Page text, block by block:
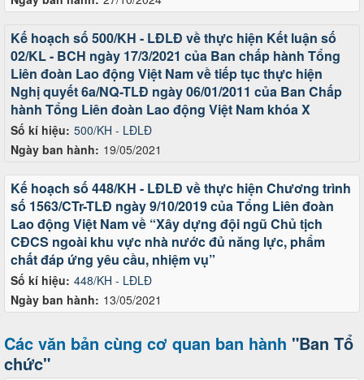
Số kí hiệu: 500/KH - LĐLĐ
Ngày ban hành: 19/05/2021
Kế hoạch số 500/KH - LĐLĐ về thực hiện Kết luận số
02/KL - BCH ngày 17/3/2021 của Ban chấp hành Tổng
Liên đoàn Lao động Việt Nam về tiếp tục thực hiện
Nghị quyết 6a/NQ-TLĐ ngày 06/01/2011 của Ban Chấp
hành Tổng Liên đoàn Lao động Việt Nam khóa X
Số kí hiệu: 448/KH - LĐLĐ
Ngày ban hành: 13/05/2021
Kế hoạch số 448/KH - LĐLĐ về thực hiện Chương trình
số 1563/CTr-TLĐ ngày 9/10/2019 của Tổng Liên đoàn
Lao động Việt Nam về “Xây dựng đội ngũ Chủ tịch
CĐCS ngoài khu vực nhà nước đủ năng lực, phẩm
chất đáp ứng yêu cầu, nhiệm vụ”
Các văn bản cùng cơ quan ban hành "Ban Tổ
chức"